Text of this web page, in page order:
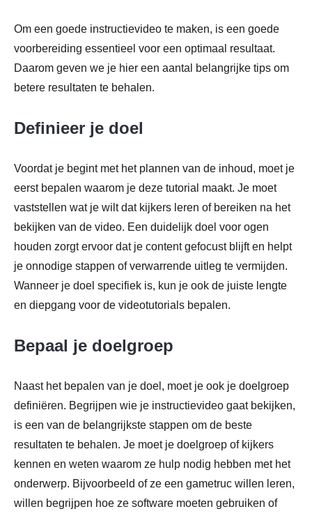
Om een goede instructievideo te maken, is een goede
voorbereiding essentieel voor een optimaal resultaat.
Daarom geven we je hier een aantal belangrijke tips om
betere resultaten te behalen.
Definieer je doel
Voordat je begint met het plannen van de inhoud, moet je
eerst bepalen waarom je deze tutorial maakt. Je moet
vaststellen wat je wilt dat kijkers leren of bereiken na het
bekijken van de video. Een duidelijk doel voor ogen
houden zorgt ervoor dat je content gefocust blijft en helpt
je onnodige stappen of verwarrende uitleg te vermijden.
Wanneer je doel specifiek is, kun je ook de juiste lengte
en diepgang voor de videotutorials bepalen.
Bepaal je doelgroep
Naast het bepalen van je doel, moet je ook je doelgroep
definiëren. Begrijpen wie je instructievideo gaat bekijken,
is een van de belangrijkste stappen om de beste
resultaten te behalen. Je moet je doelgroep of kijkers
kennen en weten waarom ze hulp nodig hebben met het
onderwerp. Bijvoorbeeld of ze een gametruc willen leren,
willen begrijpen hoe ze software moeten gebruiken of